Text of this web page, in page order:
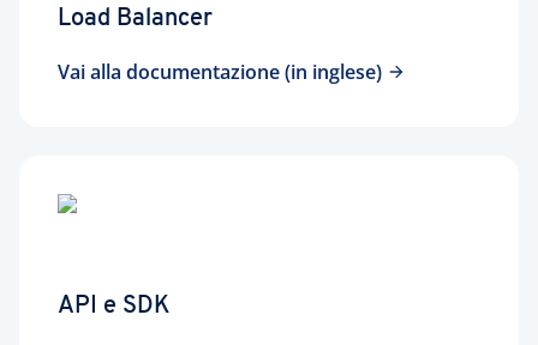
Load Balancer
Vai alla documentazione (in inglese)
API e SDK